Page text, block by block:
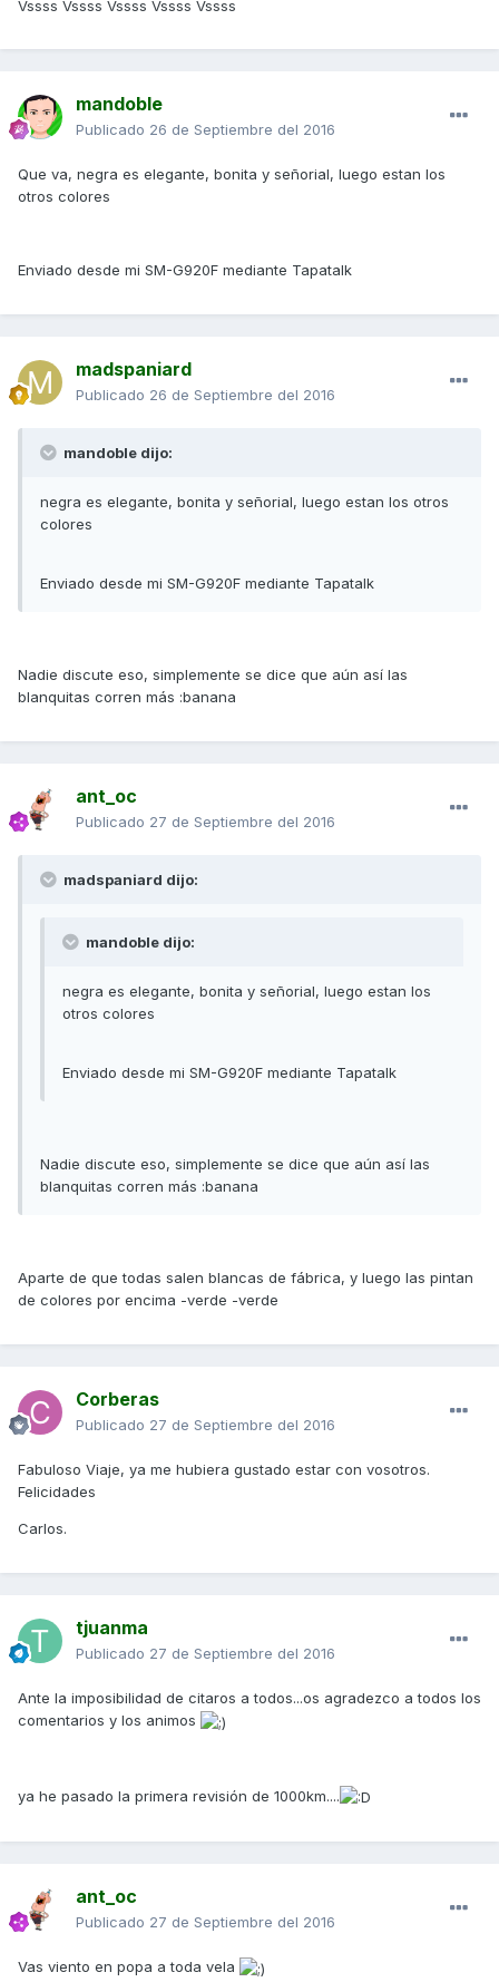
Vssss Vssss Vssss Vssss Vssss
mandoble
Publicado 26 de Septiembre del 2016
Que va, negra es elegante, bonita y señorial, luego estan los
otros colores
Enviado desde mi SM-G920F mediante Tapatalk
madspaniard
Publicado 26 de Septiembre del 2016
mandoble dijo:
negra es elegante, bonita y señorial, luego estan los otros
colores
Enviado desde mi SM-G920F mediante Tapatalk
Nadie discute eso, simplemente se dice que aún así las
blanquitas corren más :banana
ant_oc
Publicado 27 de Septiembre del 2016
madspaniard dijo:
mandoble dijo:
negra es elegante, bonita y señorial, luego estan los
otros colores
Enviado desde mi SM-G920F mediante Tapatalk
Nadie discute eso, simplemente se dice que aún así las
blanquitas corren más :banana
Aparte de que todas salen blancas de fábrica, y luego las pintan
de colores por encima -verde -verde
Corberas
Publicado 27 de Septiembre del 2016
Fabuloso Viaje, ya me hubiera gustado estar con vosotros.
Felicidades
Carlos.
tjuanma
Publicado 27 de Septiembre del 2016
Ante la imposibilidad de citaros a todos...os agradezco a todos los
comentarios y los animos
ya he pasado la primera revisión de 1000km....
ant_oc
Publicado 27 de Septiembre del 2016
Vas viento en popa a toda vela